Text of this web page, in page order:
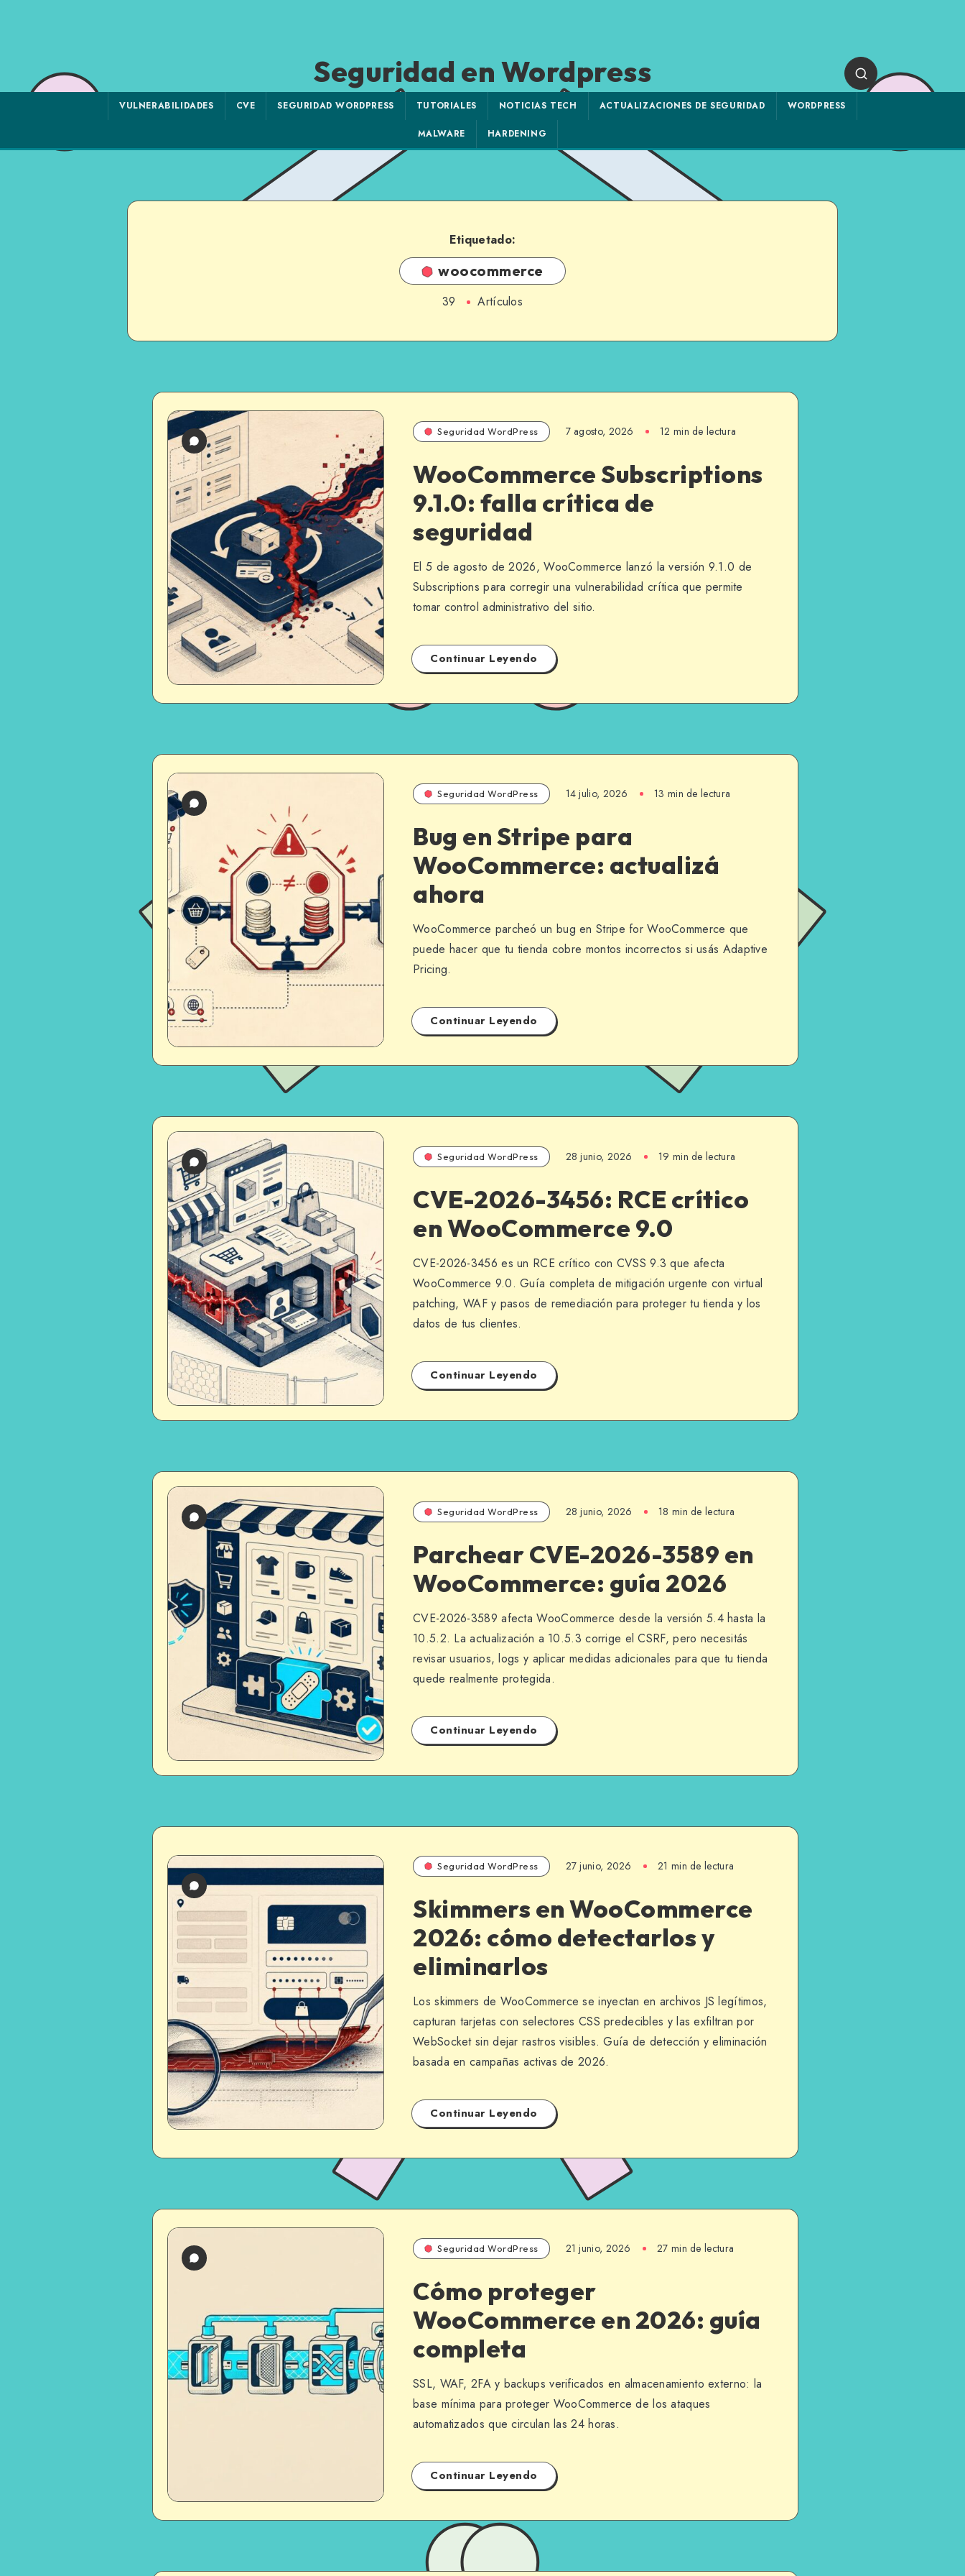
Seguridad en Wordpress
VULNERABILIDADES CVE SEGURIDAD WORDPRESS TUTORIALES NOTICIAS TECH ACTUALIZACIONES DE SEGURIDAD WORDPRESS
MALWARE HARDENING
Etiquetado:
woocommerce
39 Artículos
Seguridad WordPress 7 agosto, 2026 12 min de lectura
WooCommerce Subscriptions
9.1.0: falla crítica de
seguridad
El 5 de agosto de 2026, WooCommerce lanzó la versión 9.1.0 de
Subscriptions para corregir una vulnerabilidad crítica que permite
tomar control administrativo del sitio.
Continuar Leyendo
Seguridad WordPress 14 julio, 2026 13 min de lectura
Bug en Stripe para
WooCommerce: actualizá
ahora
WooCommerce parcheó un bug en Stripe for WooCommerce que
puede hacer que tu tienda cobre montos incorrectos si usás Adaptive
Pricing.
Continuar Leyendo
Seguridad WordPress 28 junio, 2026 19 min de lectura
CVE-2026-3456: RCE crítico
en WooCommerce 9.0
CVE-2026-3456 es un RCE crítico con CVSS 9.3 que afecta
WooCommerce 9.0. Guía completa de mitigación urgente con virtual
patching, WAF y pasos de remediación para proteger tu tienda y los
datos de tus clientes.
Continuar Leyendo
Seguridad WordPress 28 junio, 2026 18 min de lectura
Parchear CVE-2026-3589 en
WooCommerce: guía 2026
CVE-2026-3589 afecta WooCommerce desde la versión 5.4 hasta la
10.5.2. La actualización a 10.5.3 corrige el CSRF, pero necesitás
revisar usuarios, logs y aplicar medidas adicionales para que tu tienda
quede realmente protegida.
Continuar Leyendo
Seguridad WordPress 27 junio, 2026 21 min de lectura
Skimmers en WooCommerce
2026: cómo detectarlos y
eliminarlos
Los skimmers de WooCommerce se inyectan en archivos JS legítimos,
capturan tarjetas con selectores CSS predecibles y las exfiltran por
WebSocket sin dejar rastros visibles. Guía de detección y eliminación
basada en campañas activas de 2026.
Continuar Leyendo
Seguridad WordPress 21 junio, 2026 27 min de lectura
Cómo proteger
WooCommerce en 2026: guía
completa
SSL, WAF, 2FA y backups verificados en almacenamiento externo: la
base mínima para proteger WooCommerce de los ataques
automatizados que circulan las 24 horas.
Continuar Leyendo